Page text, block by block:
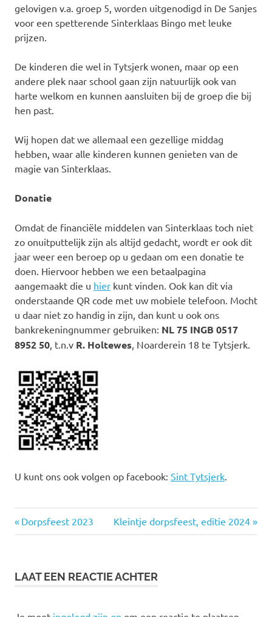
gelovigen v.a. groep 5, worden uitgenodigd in De Sanjes
voor een spetterende Sinterklaas Bingo met leuke
prijzen.
De kinderen die wel in Tytsjerk wonen, maar op een
andere plek naar school gaan zijn natuurlijk ook van
harte welkom en kunnen aansluiten bij de groep die bij
hen past.
Wij hopen dat we allemaal een gezellige middag
hebben, waar alle kinderen kunnen genieten van de
magie van Sinterklaas.
Donatie
Omdat de financiële middelen van Sinterklaas toch niet
zo onuitputtelijk zijn als altijd gedacht, wordt er ook dit
jaar weer een beroep op u gedaan om een donatie te
doen. Hiervoor hebben we een betaalpagina
aangemaakt die u hier kunt vinden. Ook kan dit via
onderstaande QR code met uw mobiele telefoon. Mocht
u daar niet zo handig in zijn, dan kunt u ook ons
bankrekeningnummer gebruiken: NL 75 INGB 0517
8952 50 , t.n.v R. Holtewes , Noarderein 18 te Tytsjerk.
U kunt ons ook volgen op facebook: Sint Tytsjerk
Bericht
Vorige
bericht:
Dorpsfeest 2023
Volgende
bericht:
Kleintje dorpsfeest, editie 2024
LAAT EEN REACTIE ACHTER